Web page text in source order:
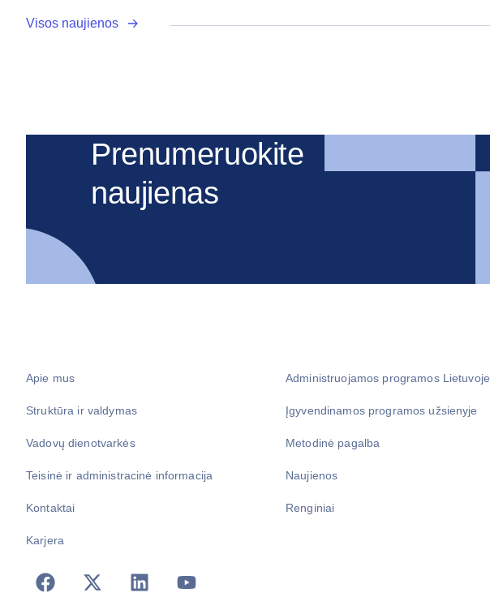
Visos naujienos
Prenumeruokite
naujienas
Apie mus
Struktūra ir valdymas
Vadovų dienotvarkės
Teisinė ir administracinė informacija
Kontaktai
Karjera
Administruojamos programos Lietuvoje
Įgyvendinamos programos užsienyje
Metodinė pagalba
Naujienos
Renginiai